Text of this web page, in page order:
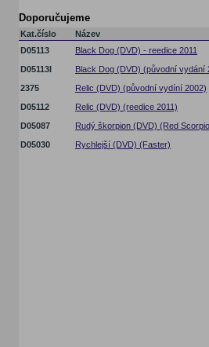
Doporučujeme
Kat.číslo
Název
D05113
Black Dog (DVD) - reedice 2011
D05113I
Black Dog (DVD) (původní vydání
2375
Relic (DVD) (původní vydíní 2002)
D05112
Relic (DVD) (reedice 2011)
D05087
Rudý škorpion (DVD) (Red
D05030
Rychlejší (DVD) (Faster)